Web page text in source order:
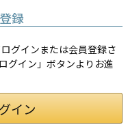
録
グインまたは会員登録さ
グイン」ボタンよりお進